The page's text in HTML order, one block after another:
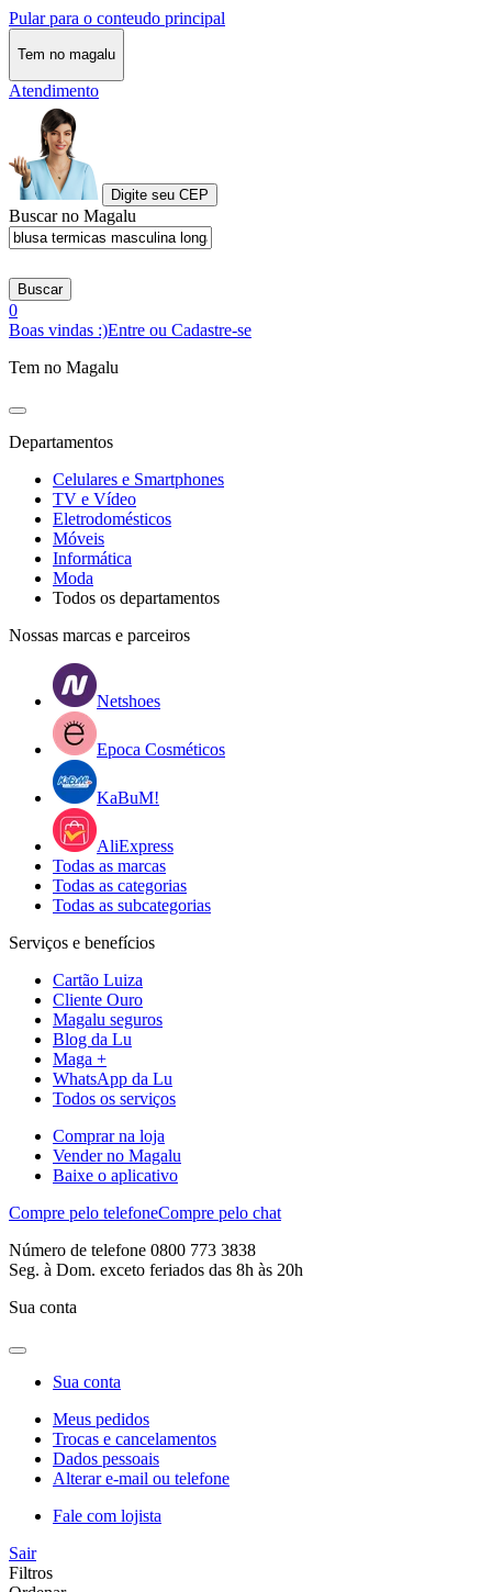
Pular para o conteudo principal
Tem no magalu
Atendimento
Digite seu CEP
Buscar no Magalu
Buscar
0
Boas vindas :)Entre ou Cadastre-se
Tem no Magalu
Departamentos
Celulares e Smartphones
TV e Vídeo
Eletrodomésticos
Móveis
Informática
Moda
Todos os departamentos
Nossas marcas e parceiros
Netshoes
Epoca Cosméticos
KaBuM!
AliExpress
Todas as marcas
Todas as categorias
Todas as subcategorias
Serviços e benefícios
Cartão Luiza
Cliente Ouro
Magalu seguros
Blog da Lu
Maga +
WhatsApp da Lu
Todos os serviços
Comprar na loja
Vender no Magalu
Baixe o aplicativo
Compre pelo telefoneCompre pelo chat
Número de telefone 0800 773 3838
Seg. à Dom. exceto feriados das 8h às 20h
Sua conta
Sua conta
Meus pedidos
Trocas e cancelamentos
Dados pessoais
Alterar e-mail ou telefone
Fale com lojista
Sair
Filtros